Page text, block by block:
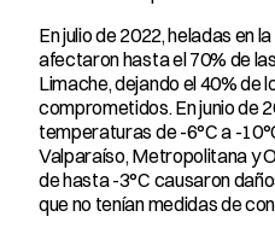
En julio de 2022, heladas en
afectaron hasta el 70% de
Limache, dejando el 40% de
comprometidos. En junio de
temperaturas de -6°C a -
Valparaíso, Metropolitana y
de hasta -3°C causaron
que no tenían medidas de